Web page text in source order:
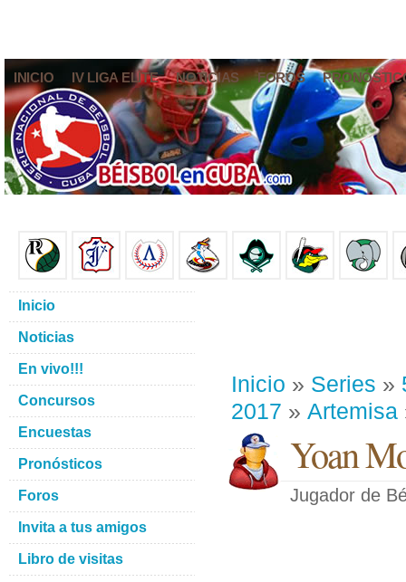
INICIO IV LIGA ELITE NOTICIAS FOROS
Inicio » Series »
2017 » Artemisa
Yoan
Jugador de
Inicio
Noticias
En vivo!!!
Concursos
Encuestas
Pronósticos
Foros
Invita a tus amigos
Libro de visitas